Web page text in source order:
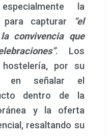
medios de
del sector
posicionamiento
un producto con
storytelling
más celebrados